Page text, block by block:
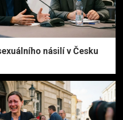
násilí v Česku